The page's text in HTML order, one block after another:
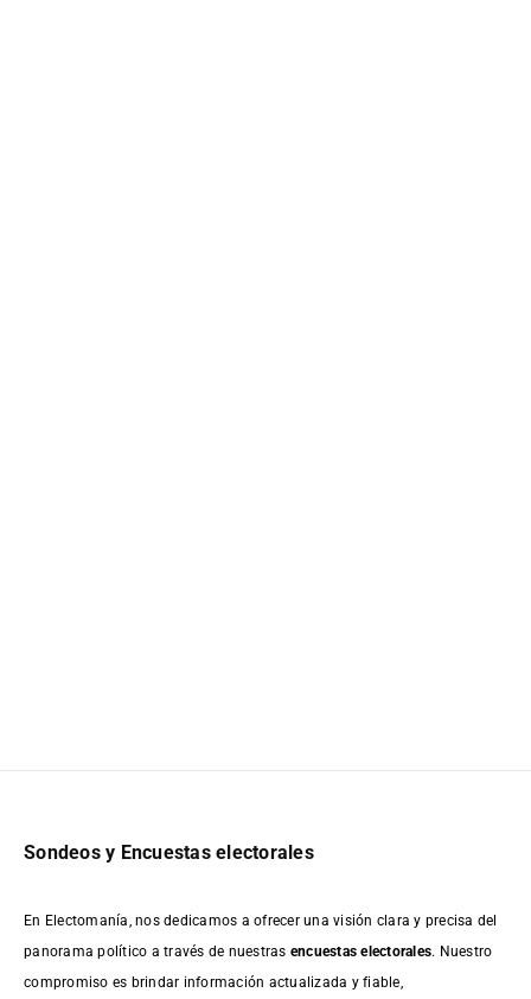
Sondeos y Encuestas electorales
En Electomanía, nos dedicamos a ofrecer una visión clara y precisa del
panorama político a través de nuestras encuestas electorales. Nuestro
compromiso es brindar información actualizada y fiable,